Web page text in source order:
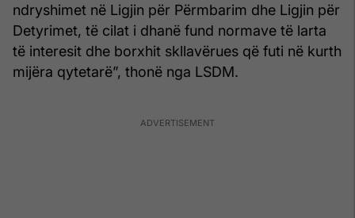
ndryshimet në Ligjin për Përmbarim dhe Ligjin për
Detyrimet, të cilat i dhanë fund normave të larta
të interesit dhe borxhit skllavërues që futi në kurth
mijëra qytetarë”, thonë nga LSDM.